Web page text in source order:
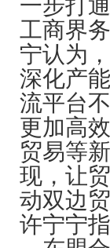
一步打
工商界
宁认为
深化产
流平台
更加高
贸易等
现，让
动双边
许宁宁